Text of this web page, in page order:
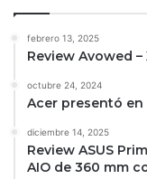
febrero 13, 2025
Review Avowed –
octubre 24, 2024
Acer presentó
diciembre 14, 2025
Review ASUS
AIO de 360 mm